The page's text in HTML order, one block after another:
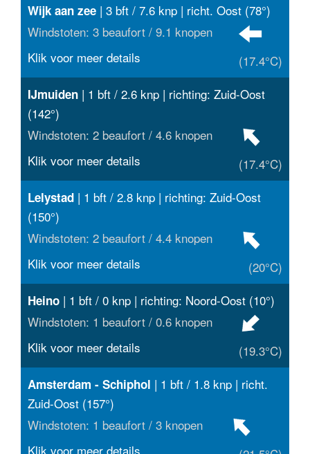
Wijk aan zee | 3 bft / 7.6 knp | richt. Oost (78°)
Windstoten: 3 beaufort / 9.1 knopen
(17.4°C)
Klik voor meer details
IJmuiden | 1 bft / 2.6 knp | richting: Zuid-Oost
(142°)
Windstoten: 2 beaufort / 4.6 knopen
(17.4°C)
Klik voor meer details
Lelystad | 1 bft / 2.8 knp | richting: Zuid-Oost
(150°)
Windstoten: 2 beaufort / 4.4 knopen
(20°C)
Klik voor meer details
Heino | 1 bft / 0 knp | richting: Noord-Oost (10°)
Windstoten: 1 beaufort / 0.6 knopen
(19.3°C)
Klik voor meer details
Amsterdam - Schiphol | 1 bft / 1.8 knp | richt.
Zuid-Oost (157°)
Windstoten: 1 beaufort / 3 knopen
Klik voor meer details